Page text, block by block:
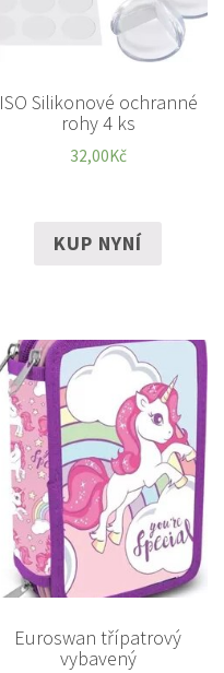
ISO Silikonové ochranné
rohy 4 ks
32,00Kč
KUP NYNÍ
Euroswan třípatrový
vybavený